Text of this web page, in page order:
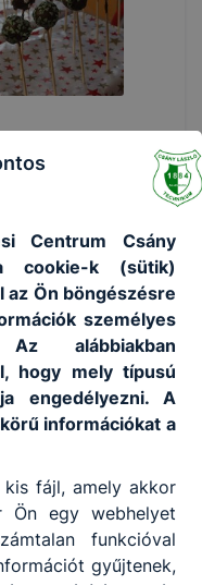
Centrum Csány
cookie-k (sütik)
Ön böngészésre
személyes
alábbiakban
hogy mely típusú
engedélyezni. A
információkat a
fájl, amely akkor
Ön egy webhelyet
funkcióval
gyűjtenek,